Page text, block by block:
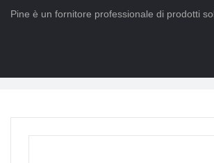
Pine è un fornitore professionale di prodotti